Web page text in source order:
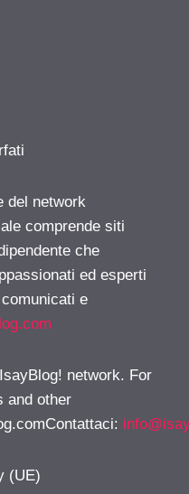
del network
comprende siti
che
ed esperti
e
network. For
and other
:
(UE)